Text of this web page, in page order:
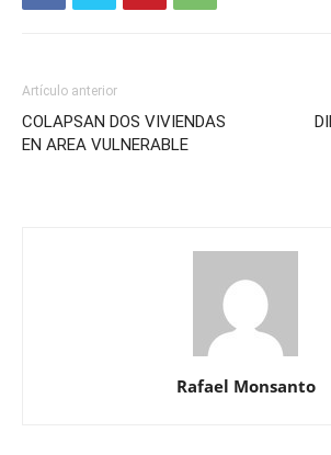
Artículo anterior
COLAPSAN DOS VIVIENDAS
EN AREA VULNERABLE
Rafael Monsanto